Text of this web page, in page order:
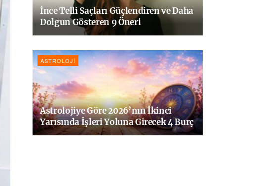
İnce Telli Saçları Güçlendiren ve Daha
Dolgun Gösteren 9 Öneri
ASTROLOJI
Astrolojiye Göre 2026’nın İkinci
Yarısında İşleri Yoluna Girecek 4 Burç